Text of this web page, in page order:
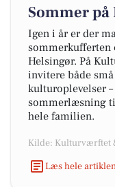
Sommer
Igen i år er der
sommerkufferten
Helsingør. På
invitere både
kulturoplevelser
sommerlæsning
hele familien.
Kilde: Kulturværftet
Læs hele